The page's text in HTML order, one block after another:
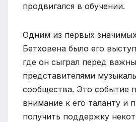
продвигался в обучении.
Одним из первых
Бетховена было его
где он сыграл перед
представителями
сообщества. Это событие
внимание к его таланту и
получить поддержку